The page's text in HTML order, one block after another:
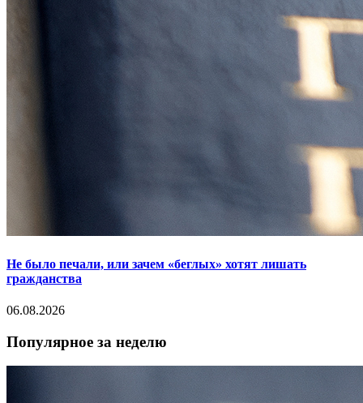
Не было печали, или зачем «беглых» хотят лишать
гражданства
06.08.2026
Популярное за неделю